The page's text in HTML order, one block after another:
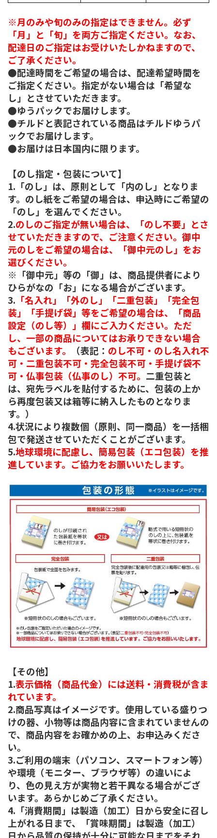
※月のみや旬のみの指定はできません。必ず
「月」と「旬」を両方ご指定ください。なお、
配達日のご指定はお受けいたしかねますので、
ご了承ください。
●配達時間をご希望の場合は、配達希望時間を
ご指定ください。指定がない場合は「希望な
し」とさせていただきます。
●ゆうパックでお届けします。
●チルドと表記されている商品はチルドゆうパ
ックでお届けします。
●お届けは日本国内に限ります。
【のし指定・包装について】
1.「のし」は、原則として「内のし」となりま
す。のし紙をご希望の場合は、申込時にご希望の
「のし」を選んでください。
2.のしのご指定が無い場合は、「のし不要」とさ
せていただきますので、ご注意ください。御中
元のしをご希望の場合は、「御中元のし」をお
選びください。
※「御中元」等の「御」は、商品提供者により
ひらがなの「お」になる場合がございます。
3. 「名入れ」「外のし」「二重包装」「完全包
装」「手提げ袋」等をご希望の場合は、「商品
設定（のし等）」欄にご入力ください。ただ
し、一部の商品についてはお承りできない場合
もございます。
（表記： のし不可・のし名入れ不
可・二重包装不可・完全包装不可・手提げ袋不
可・仏事包装（仏事のし）不可。 二重包装と
は、宛先ラベルを貼付するために、包装の上か
ら再度包装又は箱等に納入したものとなりま
す。）
4.状況により複数個（原則、同一商品）を一括梱
包で発送させていただくことがございます。
5.地球環境に配慮し、簡易包装（エコ包装）を推
進しています。ご協力をお願いいたします。
【その他】
1.表示価格（商品代金）には送料・消費税が含ま
れています。
2.商品写真はイメージです。使用している盛りつ
けの器、小物等は商品内容に含まれていませんの
で、商品内容をお確かめの上、お申込みくださ
い。
3.ご利用の端末（パソコン、スマートフォン等）
や環境（モニター、ブラウザ等）の違いによ
り、色の見え方が実物と若干異なる場合がござ
います。あらかじめご了承ください。
4.「消費期間」は製造（加工）日から安全に召し
上がれる日まで、「賞味期間」は製造（加工）